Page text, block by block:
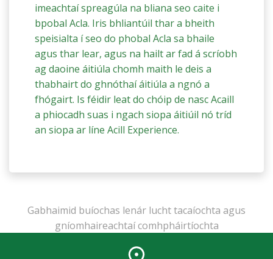
imeachtaí spreagúla na bliana seo caite i
bpobal Acla. Iris bhliantúil thar a bheith
speisialta í seo do phobal Acla sa bhaile
agus thar lear, agus na hailt ar fad á scríobh
ag daoine áitiúla chomh maith le deis a
thabhairt do ghnóthaí áitiúla a ngnó a
fhógairt. Is féidir leat do chóip de nasc Acaill
a phiocadh suas i ngach siopa áitiúil nó tríd
an siopa ar líne Acill Experience.
Gabhaimid buíochas lenár lucht tacaíochta agus
gníomhaireachtaí comhpháirtíochta